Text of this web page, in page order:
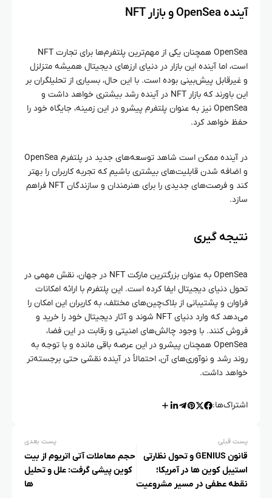
آینده OpenSea و بازار NFT
OpenSea همچنان یکی از مهم‌ترین پلتفرم‌ها برای تجارت NFT
است، اما آینده این بازار در دنیای ارزهای دیجیتال همیشه متزلزل
و غیرقابل پیش‌بینی بوده است. با این حال، بسیاری از تحلیلگران بر
این باورند که بازار NFT در آینده رشد بیشتری خواهد داشت و
OpenSea نیز به عنوان پلتفرم پیشرو در این زمینه، جایگاه خود را
حفظ خواهد کرد.
در آینده ممکن است شاهد توسعه‌های جدید در پلتفرم OpenSea
و اضافه شدن قابلیت‌های بیشتری باشیم که تجربه کاربران را بهتر
کند و فرصت‌های جدیدی را برای هنرمندان و سازندگان NFT فراهم
سازد.
نتیجه‌ گیری
OpenSea به عنوان بزرگترین مارکت NFT در جهان، نقش مهمی در
تحول دنیای دیجیتال ایفا کرده است. این پلتفرم با ارائه امکانات
فراوان و پشتیبانی از بلاک‌چین‌های مختلف، به کاربران این امکان را
می‌دهد که وارد دنیای NFT شوند و آثار دیجیتال خود را خرید و
فروش کنند. با وجود چالش‌های امنیتی و رقابت در این فضا،
OpenSea همچنان پیشرو در این عرصه باقی مانده و با توجه به
روند رشد و نوآوری‌های آن، احتمالاً در آینده نقشی حتی برجسته‌تر
خواهد داشت.
اشتراک‌ها:
پست قبلی
قانون GENIUS و تحول نظارتی
استیبل کوین ها در آمریکا؛
نقطه عطفی در مسیر مشروعیت
پست بعدی
حجم معاملات آتی اتریوم از بیت
کوین پیشی گرفت: علل و تحلیل‌
ها